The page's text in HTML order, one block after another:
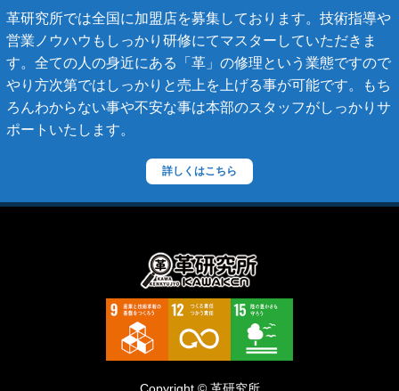
スコッチグレイン
ステラーズ
セリーヌ
ダニエル・ボブ
ディーゼル
トゥモローランド
ドルチェ&ガッバーナ
革研究所では全国に加盟店を募集しております。技術指導や
営業ノウハウもしっかり研修にてマスターしていただきま
す。全ての人の身近にある「革」の修理という業態ですので
やり方次第ではしっかりと売上を上げる事が可能です。もち
ろんわからない事や不安な事は本部のスタッフがしっかりサ
ポートいたします。
詳しくはこちら